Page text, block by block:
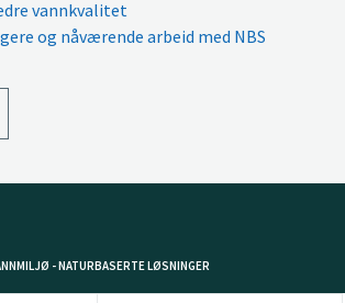
vannkvalitet
og nåværende arbeid med NBS
- NATURBASERTE LØSNINGER